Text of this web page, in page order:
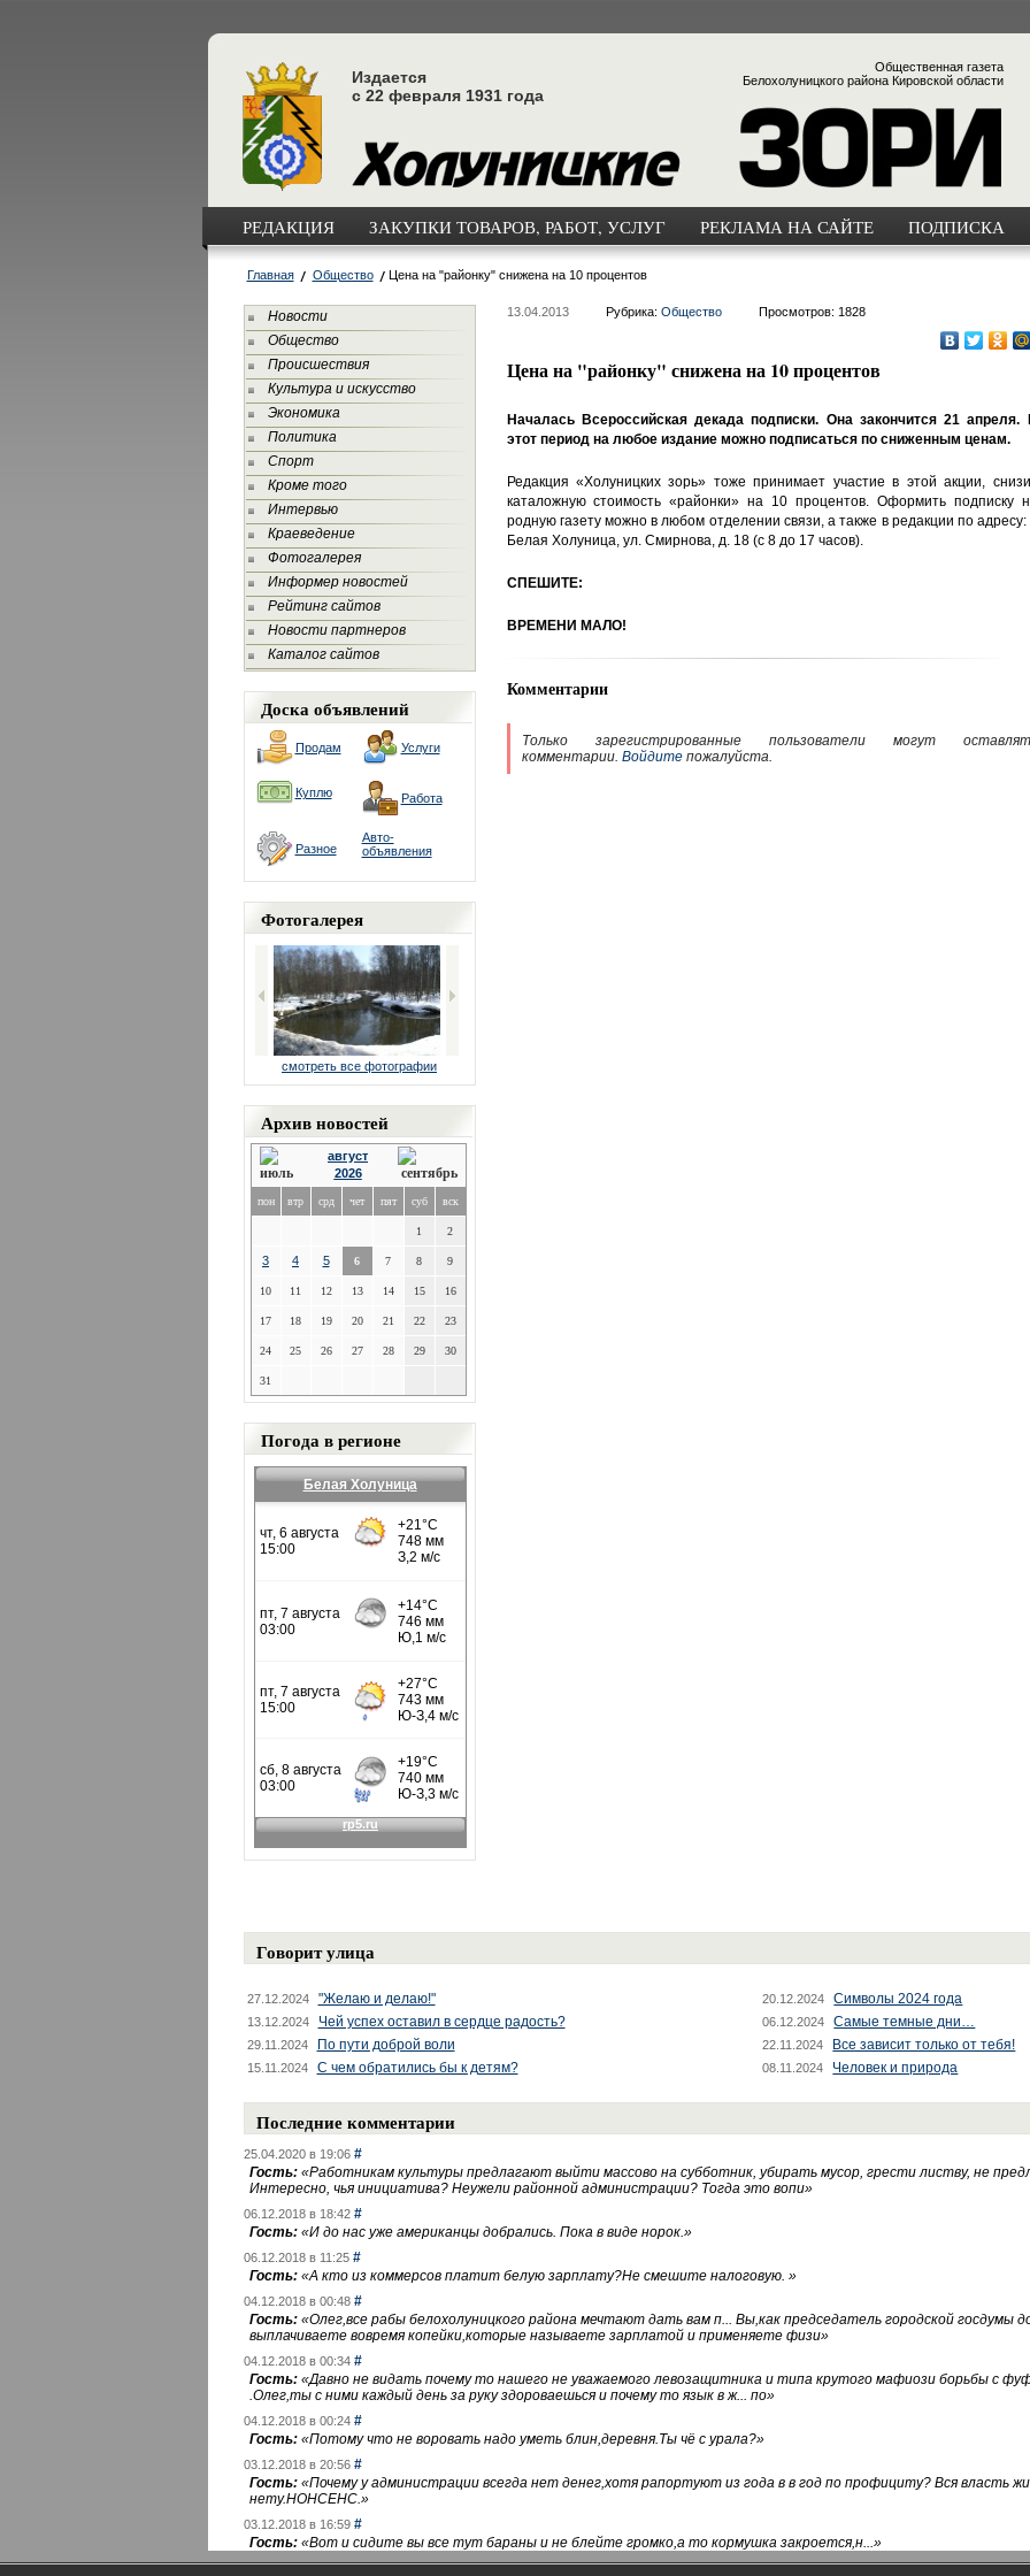
Издается
с 22 февраля 1931 года
Общественная газета
Белохолуницкого района Кировской области
РЕДАКЦИЯ ЗАКУПКИ ТОВАРОВ, РАБОТ, УСЛУГ РЕКЛАМА НА САЙТЕ ПОДПИСКА
Главная Общество Цена на "районку" снижена на 10 процентов
Новости
Общество
Происшествия
Культура и искусство
Экономика
Политика
Спорт
Кроме того
Интервью
Краеведение
Фотогалерея
Информер новостей
Рейтинг сайтов
Новости партнеров
Каталог сайтов
Доска объявлений
Продам Услуги
Куплю Работа
Разное
Авто-
объявления
Фотогалерея
смотреть все фотографии
Архив новостей
август
2026
пон втр срд чет пят суб вск
1 2
3 4 5 6 7 8 9
10 11 12 13 14 15 16
17 18 19 20 21 22 23
24 25 26 27 28 29 30
31
Погода в регионе
Белая Холуница
13.04.2013 Рубрика: Общество Просмотров: 1828
Цена на "районку" снижена на 10 процентов
Началась Всероссийская декада подписки. Она закончится 21 апреля.
этот период на любое издание можно подписаться по сниженным ценам.
Редакция «Холуницких зорь» тоже принимает участие в этой акции,
каталожную стоимость «районки» на 10 процентов. Оформить подписку
родную газету можно в любом отделении связи, а также в редакции по адресу:
Белая Холуница, ул. Смирнова, д. 18 (с 8 до 17 часов).
СПЕШИТЕ:
ВРЕМЕНИ МАЛО!
Комментарии
Только зарегистрированные пользователи могут
комментарии. Войдитепожалуйста.
Говорит улица
27.12.2024 "Желаю и делаю!" 20.12.2024 Символы 2024 года
13.12.2024 Чей успех оставил в сердце радость? 06.12.2024 Самые темные дни…
29.11.2024 По пути доброй воли 22.11.2024 Все зависит только от тебя!
15.11.2024 С чем обратились бы к детям? 08.11.2024 Человек и природа
Последние комментарии
25.04.2020 в 19:06 #
Гость: «Работникам культуры предлагают выйти массово на субботник, убирать мусор, грести листву, не
Интересно, чья инициатива? Неужели районной администрации? Тогда это вопи»
06.12.2018 в 18:42 #
Гость: «И до нас уже американцы добрались. Пока в виде норок.»
06.12.2018 в 11:25 #
Гость: «А кто из коммерсов платит белую зарплату?Не смешите налоговую. »
04.12.2018 в 00:48 #
Гость: «Олег,все рабы белохолуницкого района мечтают дать вам п... Вы,как председатель городской госдумы
выплачиваете вовремя копейки,которые называете зарплатой и применяете физи»
04.12.2018 в 00:34 #
Гость: «Давно не видать почему то нашего не уважаемого левозащитника и типа крутого мафиози борьбы с
.Олег,ты с ними каждый день за руку здороваешься и почему то язык в ж... по»
04.12.2018 в 00:24 #
Гость: «Потому что не воровать надо уметь блин,деревня.Ты чё с урала?»
03.12.2018 в 20:56 #
Гость: «Почему у администрации всегда нет денег,хотя рапортуют из года в в год по профициту? Вся власть
нету.НОНСЕНС.»
03.12.2018 в 16:59 #
Гость: «Вот и сидите вы все тут бараны и не блейте громко,а то кормушка закроется,н...»